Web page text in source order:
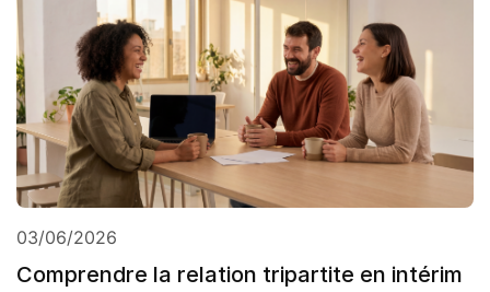
03/06/2026
Comprendre la relation tripartite en intérim